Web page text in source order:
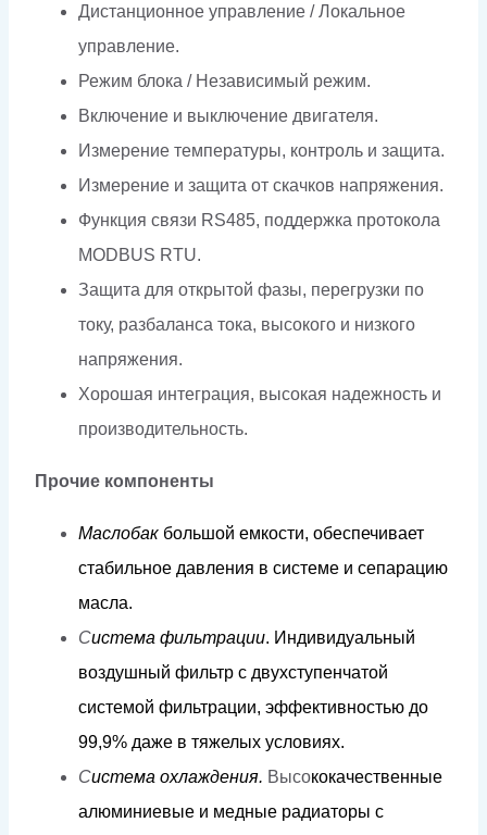
Дистанционное управление / Локальное
управление.
Режим блока / Независимый режим.
Включение и выключение двигателя.
Измерение температуры, контроль и защита.
Измерение и защита от скачков напряжения.
Функция связи RS485, поддержка протокола
MODBUS RTU.
Защита для открытой фазы, перегрузки по
току, разбаланса тока, высокого и низкого
напряжения.
Хорошая интеграция, высокая надежность и
производительность.
Прочие компоненты
Маслобак большой емкости, обеспечивает
стабильное давления в системе и сепарацию
масла.
Система фильтрации. И ндивидуальный
воздушный фильтр с двухступенчатой
системой фильтрации, эффективностью до
99,9% даже в тяжелых условиях.
Система охлаждения. Высококачественные
алюминиевые и медные радиаторы с